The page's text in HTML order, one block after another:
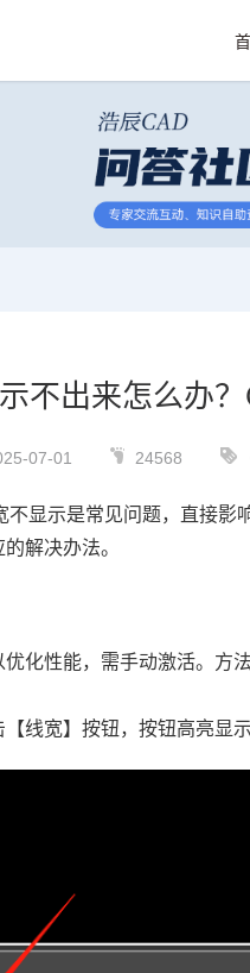
不出来怎么办
07-01 24568
不显示是常见问题，直接影
解决办法。
化性能，需手动激活。方法
线宽】按钮，按钮高亮显示